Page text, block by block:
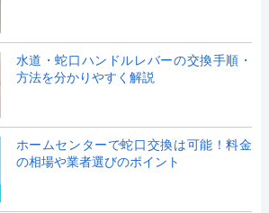
水道・蛇口ハンドルレバーの交換手順・
方法を分かりやすく解説
ホームセンターで蛇口交換は可能！料金
の相場や業者選びのポイント